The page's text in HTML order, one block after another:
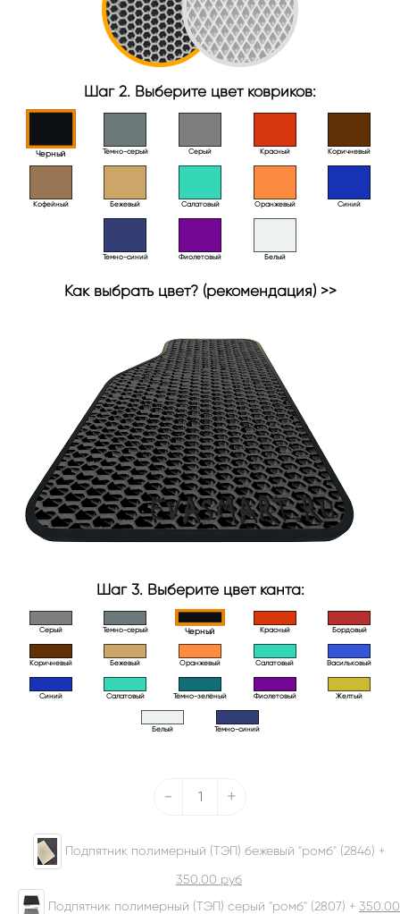
Шаг 2. Выберите цвет ковриков:
Черный Тёмно-серый Серый Красный Коричневый
Кофейный Бежевый Салатовый Оранжевый Синий
Темно-синий Фиолетовый Белый
Как выбрать цвет? (рекомендация) >>
Шаг 3. Выберите цвет канта:
Серый Темно-серый Черный Красный Бордовый
Коричневый Бежевый Оранжевый Салатовый Васильковый
Синий Салатовый Тёмно-зелёный Фиолетовый Желтый
Белый Тёмно-синий
- +
Подпятник полимерный (ТЭП) бежевый "ромб" (2846) +
350.00 руб
Подпятник полимерный (ТЭП) серый "ромб" (2807) + 350.00